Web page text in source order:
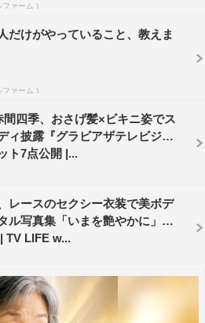
ファーム )
だけがやっていること、教えま
ファーム )
四季、おさげ髪×ビキニ姿でス
ィ披露『グラビアザテレビジョ
ト7点公開 |...
レースのセクシー衣装で美ボデ
ル写真集「いまを艶やかに」誌
TV LIFE w...